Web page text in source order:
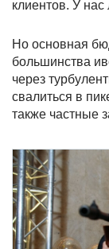
клиентов. У
Но основная
большинства
через
свалиться в
также частные